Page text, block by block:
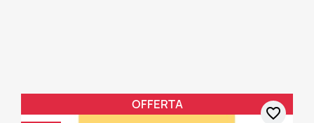
OFFERTA
favorite_border